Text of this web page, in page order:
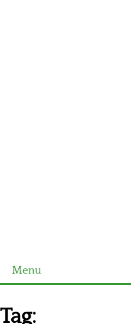
Menu
Ultimi schemi
Tag: